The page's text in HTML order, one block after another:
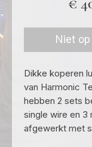
Niet
Dikke koperen
van Harmonic
hebben 2 sets
single wire en 3
afgewerkt met